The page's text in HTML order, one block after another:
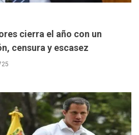
cierra el año con un
censura y escasez